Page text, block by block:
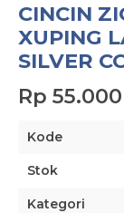
CINCIN
XUPING
SILVER
Rp 55.000
Kode
Stok
Kategori